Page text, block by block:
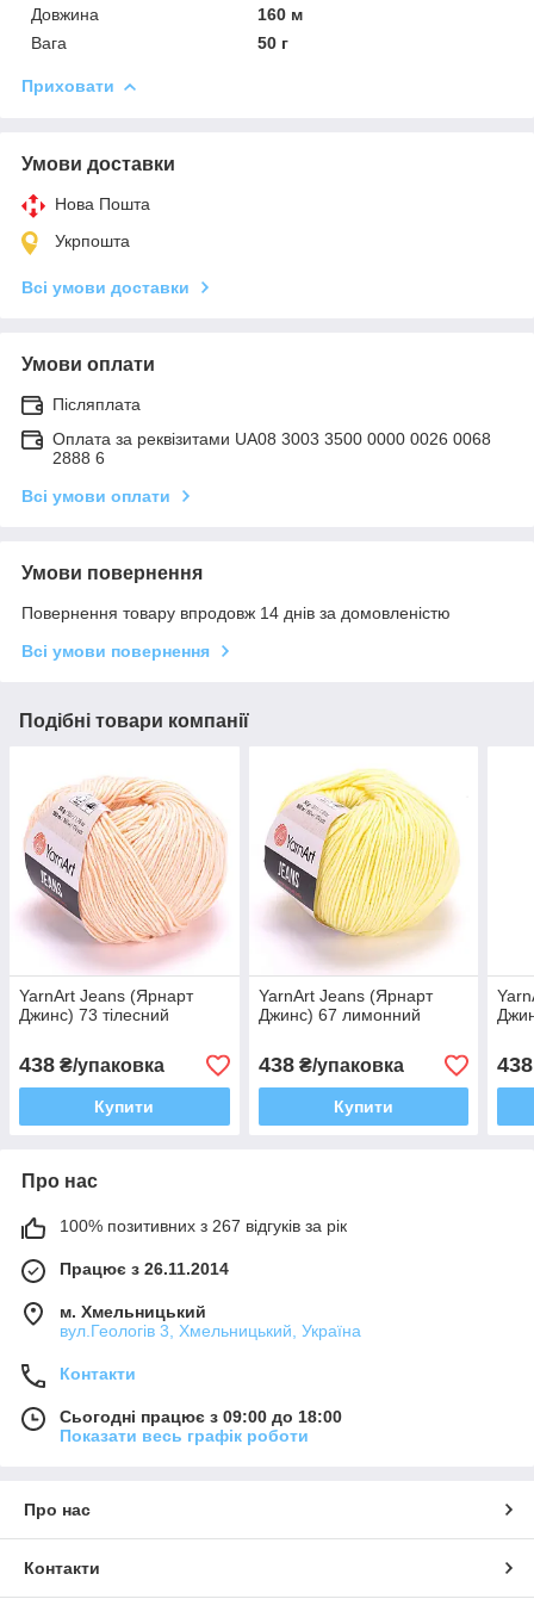
Довжина
160 м
Вага
50 г
Приховати
Умови доставки
Нова Пошта
Укрпошта
Всі умови доставки
Умови оплати
Післяплата
Оплата за реквізитами UA08 3003 3500 0000 0026 0068
2888 6
Всі умови оплати
Умови повернення
Повернення товару впродовж 14 днів за домовленістю
Всі умови повернення
Подібні товари компанії
YarnArt Jeans (Ярнарт
Джинс) 73 тілесний
438 ₴/упаковка
Купити
YarnArt Jeans (Ярнарт
Джинс) 67 лимонний
438₴/упаковка
Купити
438
Про нас
100% позитивних з 267 відгуків за рік
Працює з 26.11.2014
м. Хмельницький
вул.Геологів 3, Хмельницький, Україна
Контакти
Сьогодні працює з 09:00 до 18:00
Показати весь графік роботи
Про нас
Контакти